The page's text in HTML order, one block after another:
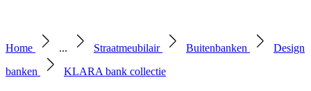
Home ... Straatmeubilair Buitenbanken
Design
banken
KLARA bank collectie